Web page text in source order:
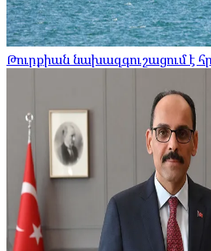
Թուրքիան նախազգուշացում է